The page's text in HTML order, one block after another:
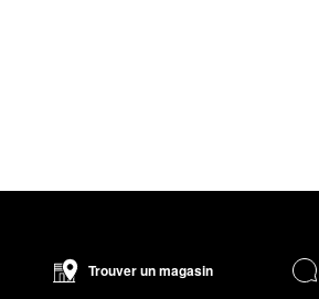
Trouver un magasin